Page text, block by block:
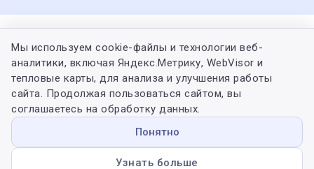
Мы используем cookie-файлы и технологии веб-
аналитики, включая Яндекс.Метрику, WebVisor и
тепловые карты, для анализа и улучшения работы
сайта. Продолжая пользоваться сайтом, вы
соглашаетесь на обработку данных.
Понятно
Узнать больше